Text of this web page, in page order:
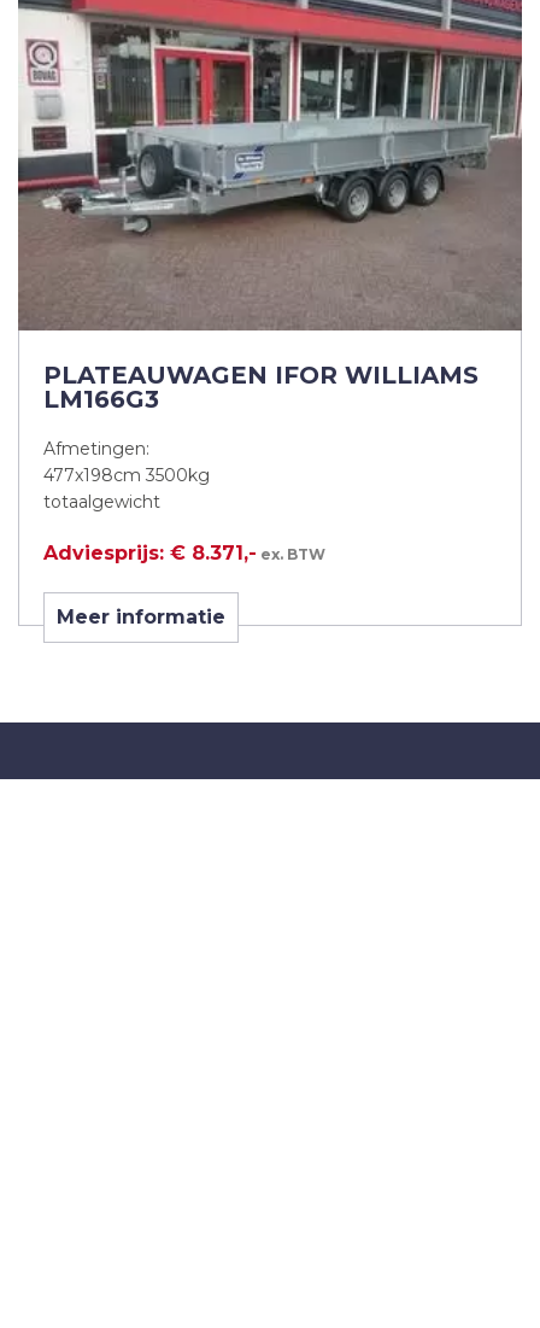
PLATEAUWAGEN IFOR WILLIAMS
LM166G3
Afmetingen:
477x198cm 3500kg
totaalgewicht
Adviesprijs: € 8.371,- ex. BTW
Meer informatie